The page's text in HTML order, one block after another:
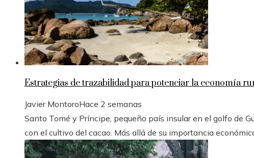
Estrategias de trazabilidad para potenciar la economía
Javier MontoroHace 2 semanas
Santo Tomé y Príncipe, pequeño país insular en el golfo de
con el cultivo del cacao. Más allá de su importancia